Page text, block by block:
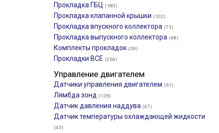
Прокладка ГБЦ (180)
Прокладка клапанной крышки (102)
Прокладка впускного коллектора (73)
Прокладка выпускного коллектора (48)
Комплекты прокладок (39)
Прокладки ВСЕ (264)
Управление двигателем
Датчики управления двигателем (61)
Лямбда зонд (126)
Датчик давления наддува (47)
Датчик температуры охлаждающей жидкости
(43)